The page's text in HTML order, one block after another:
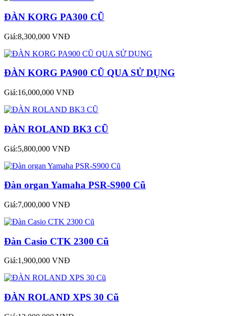
ĐÀN KORG PA300 CŨ
Giá:8,300,000 VNĐ
ĐÀN KORG PA900 CŨ QUA SỬ DỤNG
Giá:16,000,000 VNĐ
ĐÀN ROLAND BK3 CŨ
Giá:5,800,000 VNĐ
Đàn organ Yamaha PSR-S900 Cũ
Giá:7,000,000 VNĐ
Đàn Casio CTK 2300 Cũ
Giá:1,900,000 VNĐ
ĐÀN ROLAND XPS 30 Cũ